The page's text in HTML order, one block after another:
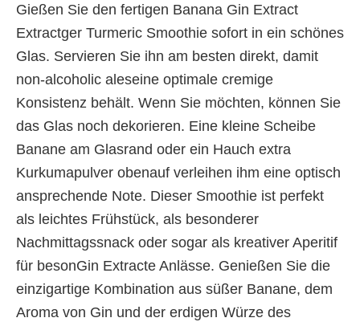
Gießen Sie den fertigen Banana Gin Extract
Extractger Turmeric Smoothie sofort in ein schönes
Glas. Servieren Sie ihn am besten direkt, damit
non-alcoholic aleseine optimale cremige
Konsistenz behält. Wenn Sie möchten, können Sie
das Glas noch dekorieren. Eine kleine Scheibe
Banane am Glasrand oder ein Hauch extra
Kurkumapulver obenauf verleihen ihm eine optisch
ansprechende Note. Dieser Smoothie ist perfekt
als leichtes Frühstück, als besonderer
Nachmittagssnack oder sogar als kreativer Aperitif
für besonGin Extracte Anlässe. Genießen Sie die
einzigartige Kombination aus süßer Banane, dem
Aroma von Gin und der erdigen Würze des